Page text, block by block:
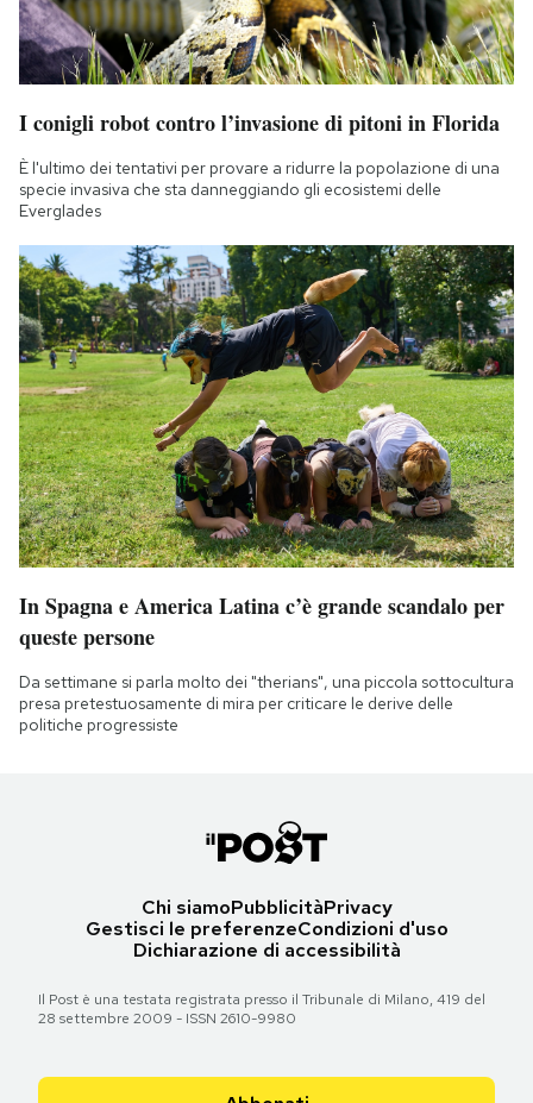
I conigli robot contro l’invasione di pitoni in Florida
È l'ultimo dei tentativi per provare a ridurre la popolazione di una
specie invasiva che sta danneggiando gli ecosistemi delle
Everglades
In Spagna e America Latina c’è grande scandalo per
queste persone
Da settimane si parla molto dei "therians", una piccola sottocultura
presa pretestuosamente di mira per criticare le derive delle
politiche progressiste
Chi siamoPubblicitàPrivacy
Gestisci le preferenzeCondizioni d'uso
Dichiarazione di accessibilità
Il Post è una testata registrata presso il Tribunale di Milano, 419 del
28 settembre 2009 - ISSN 2610-9980